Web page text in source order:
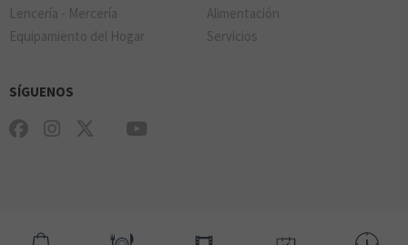
Lencería - Mercería
Alimentación
Equipamiento del Hogar
Servicios
SÍGUENOS